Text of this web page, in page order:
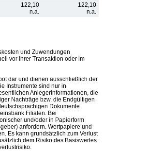
122,10
n.a.
122,10
n.a.
und Zuwendungen
vor Ihrer Transaktion oder im
dar und dienen ausschließlich der
Instrumente sind nur in
Anlegerinformationen, die
Nachträge bzw. die Endgültigen
Dokumente
Filialen. Bei
und/oder in Papierform
anfordern. Wertpapiere und
Es kann grundsätzlich zum Verlust
dem Risiko des Basiswertes.